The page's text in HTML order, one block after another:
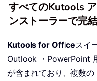
すべてのKutools
ンストーラーで完結
Kutools for Officeスイ
Outlook ・PowerPoint
が含まれており、複数